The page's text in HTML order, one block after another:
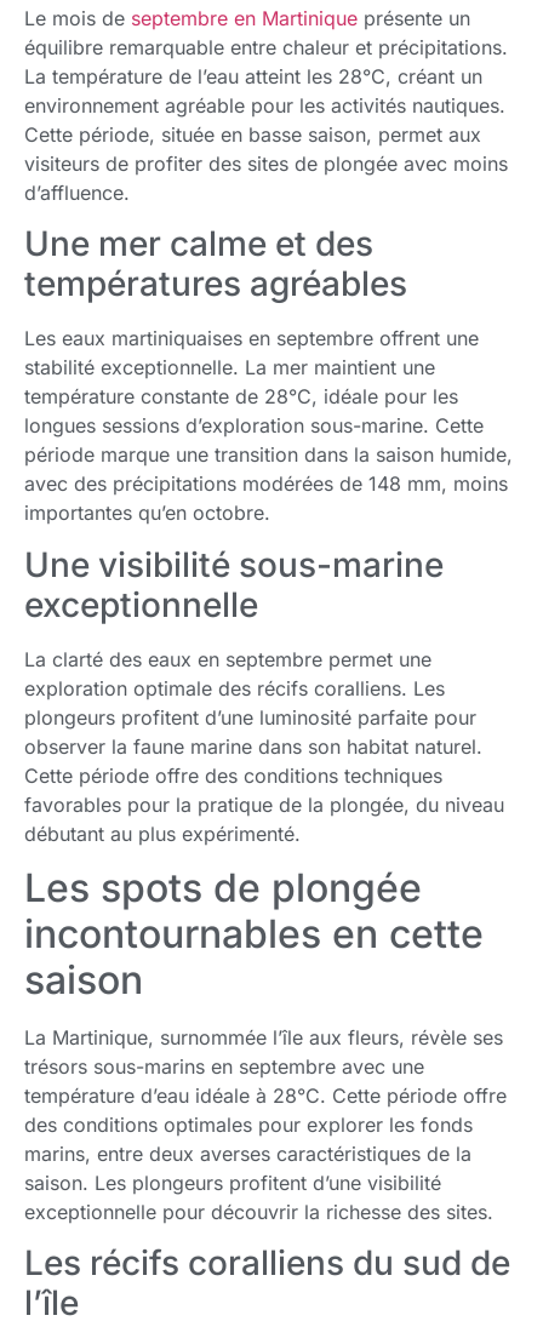
Le mois de septembre en Martinique présente un
équilibre remarquable entre chaleur et précipitations.
La température de l’eau atteint les 28°C, créant un
environnement agréable pour les activités nautiques.
Cette période, située en basse saison, permet aux
visiteurs de profiter des sites de plongée avec moins
d’affluence.
Une mer calme et des
températures agréables
Les eaux martiniquaises en septembre offrent une
stabilité exceptionnelle. La mer maintient une
température constante de 28°C, idéale pour les
longues sessions d’exploration sous-marine. Cette
période marque une transition dans la saison humide,
avec des précipitations modérées de 148 mm, moins
importantes qu’en octobre.
Une visibilité sous-marine
exceptionnelle
La clarté des eaux en septembre permet une
exploration optimale des récifs coralliens. Les
plongeurs profitent d’une luminosité parfaite pour
observer la faune marine dans son habitat naturel.
Cette période offre des conditions techniques
favorables pour la pratique de la plongée, du niveau
débutant au plus expérimenté.
Les spots de plongée
incontournables en cette
saison
La Martinique, surnommée l’île aux fleurs, révèle ses
trésors sous-marins en septembre avec une
température d’eau idéale à 28°C. Cette période offre
des conditions optimales pour explorer les fonds
marins, entre deux averses caractéristiques de la
saison. Les plongeurs profitent d’une visibilité
exceptionnelle pour découvrir la richesse des sites.
Les récifs coralliens du sud de
l’île